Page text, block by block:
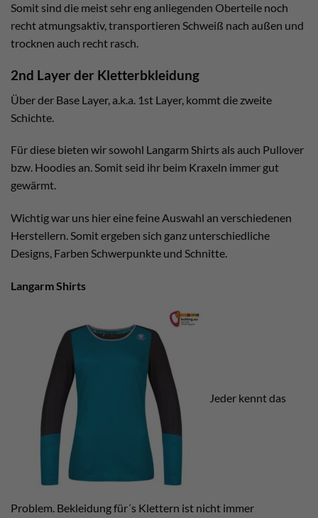
Somit sind die meist sehr eng anliegenden Oberteile noch
recht atmungsaktiv, transportieren Schweiß nach außen und
trocknen auch recht rasch.
2nd Layer der Kletterbkleidung
Über der Base Layer, a.k.a. 1st Layer, kommt die zweite
Schichte.
Für diese bieten wir sowohl Langarm Shirts als auch Pullover
bzw. Hoodies an. Somit seid ihr beim Kraxeln immer gut
gewärmt.
Wichtig war uns hier eine feine Auswahl an verschiedenen
Herstellern. Somit ergeben sich ganz unterschiedliche
Designs, Farben Schwerpunkte und Schnitte.
Langarm Shirts
Jeder kennt das
Problem. Bekleidung für´s Klettern ist nicht immer